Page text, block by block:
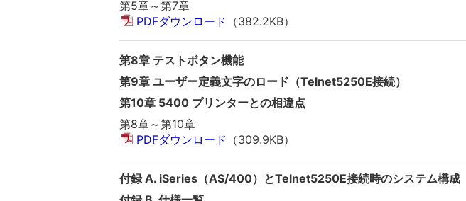
第5章～第7章
PDFダウンロード （382.2KB）
第8章 テストボタン機能
第9章 ユーザー定義文字のロード（Telnet5250E接続）
第10章 5400 プリンターとの相違点
第8章～第10章
PDFダウンロード （309.9KB）
付録 A. iSeries（AS/400）とTelnet5250E接続時のシステム構成